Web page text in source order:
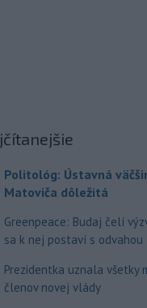
Politológ: Ústavná
Matoviča dôležitá
Greenpeace: Budaj čelí
sa k nej postaví s odvahou
Prezidentka uznala všetky
členov novej vlády